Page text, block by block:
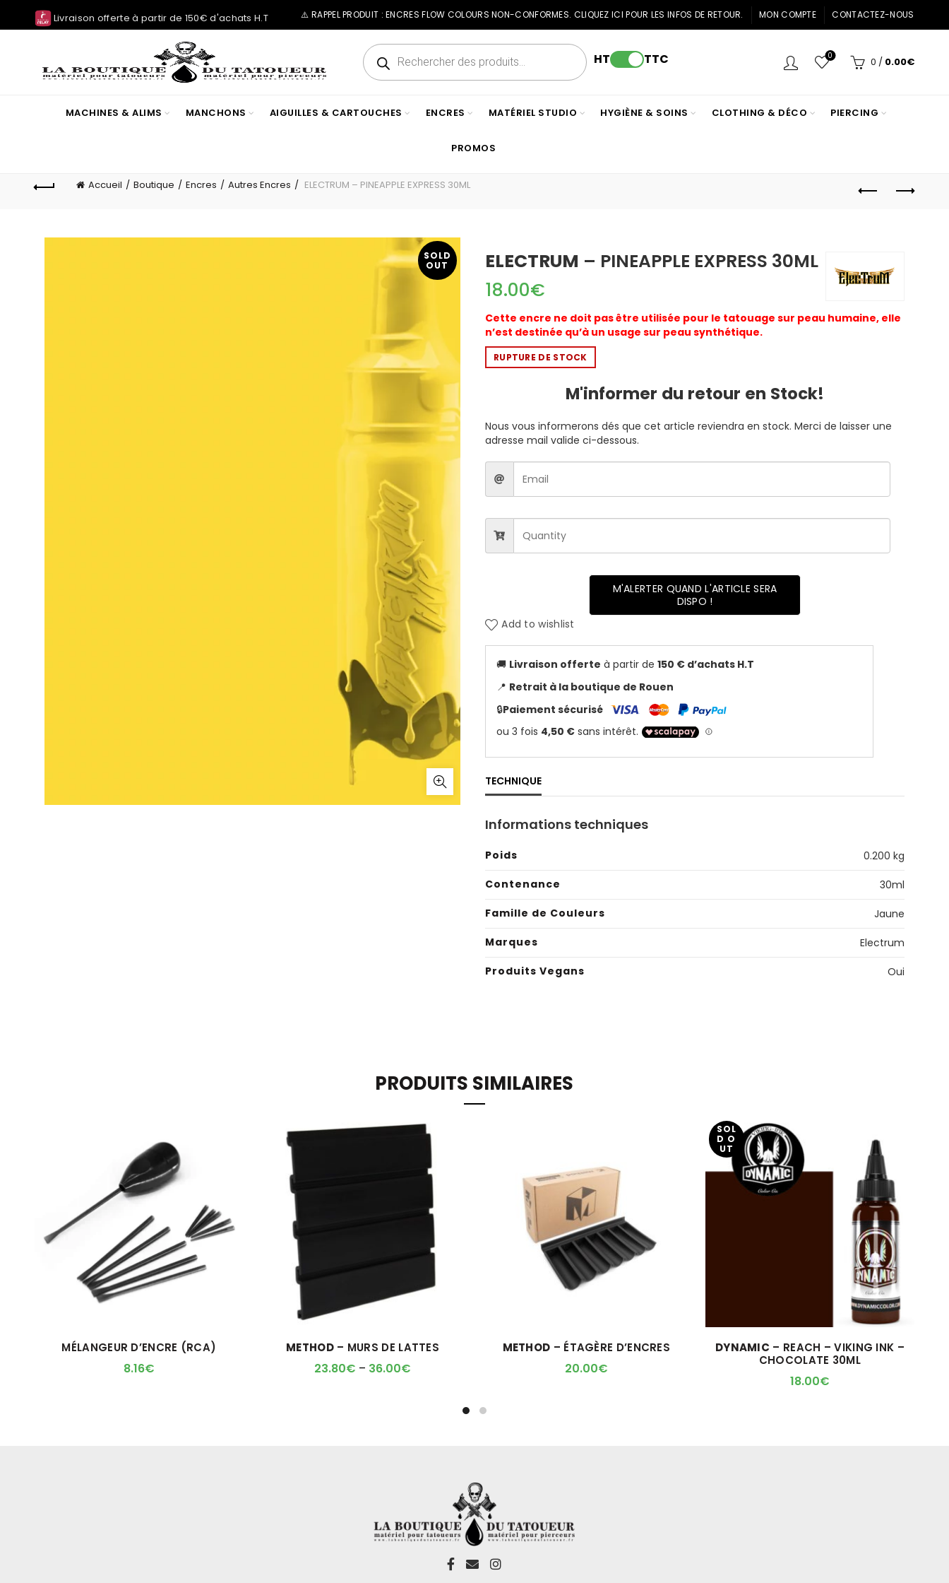
Livraison offerte à partir de 150€ d'achats H.T ⚠️ RAPPEL PRODUIT : ENCRES FLOW COLOURS NON-CONFORMES. CLIQUEZ ICI POUR LES INFOS DE RETOUR. MON COMPTE CONTACTEZ-NOUS
Recherche
de
produits
HT TTC 0 0 / 0.00€
MACHINES & ALIMS MANCHONS AIGUILLES & CARTOUCHES ENCRES MATÉRIEL STUDIO HYGIÈNE & SOINS CLOTHING & DÉCO PIERCING
PROMOS
Accueil Boutique Encres Autres Encres ELECTRUM – PINEAPPLE EXPRESS 30ML
SOLD
OUT
ELECTRUM – PINEAPPLE EXPRESS 30ML
18.00€
Cette encre ne doit pas être utilisée pour le tatouage sur peau humaine, elle
n’est destinée qu’à un usage sur peau synthétique.
RUPTURE DE STOCK
M'informer du retour en Stock!
Nous vous informerons dés que cet article reviendra en stock. Merci de laisser une
adresse mail valide ci-dessous.
M'ALERTER QUAND L'ARTICLE SERA
DISPO !
Add to wishlist
🚚 Livraison offerte à partir de 150 € d’achats H.T
📍 Retrait à la boutique de Rouen
🔒Paiement sécurisé
TECHNIQUE
Informations techniques
Poids
0.200 kg
Contenance
30ml
Famille de Couleurs
Jaune
Marques
Electrum
Produits Vegans
Oui
PRODUITS SIMILAIRES
MÉLANGEUR D’ENCRE (RCA)
8.16€
METHOD– MURS DE LATTES
23.80€ – 36.00€
METHOD – ÉTAGÈRE D’ENCRES
20.00€
SOL
D O
UT
DYNAMIC – REACH – VIKING INK –
CHOCOLATE 30ML
18.00€